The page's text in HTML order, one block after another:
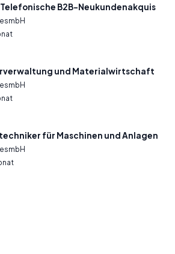
B2B-Neukundenakquis
und Materialwirtschaft
für Maschinen und Anlagen